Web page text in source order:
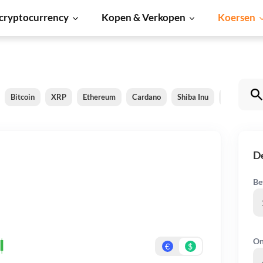
Kopen & Verkopen Koersen
Bitcoin XRP Ethereum Cardano Shiba Inu Dogecoin
€ $